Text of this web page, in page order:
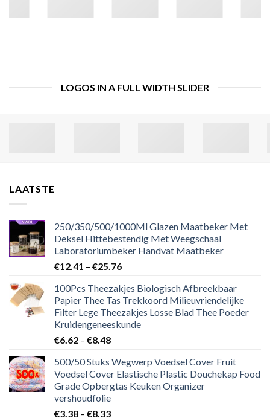
LOGOS IN A FULL WIDTH SLIDER
LAATSTE
250/350/500/1000Ml Glazen Maatbeker Met
Deksel Hittebestendig Met Weegschaal
Laboratoriumbeker Handvat Maatbeker
€12.41 – €25.76
100Pcs Theezakjes Biologisch Afbreekbaar
Papier Thee Tas Trekkoord Milieuvriendelijke
Filter Lege Theezakjes Losse Blad Thee Poeder
Kruidengeneeskunde
€6.62 – €8.48
500/50 Stuks Wegwerp Voedsel Cover Fruit
Voedsel Cover Elastische Plastic Douchekap Food
Grade Opbergtas Keuken Organizer
vershoudfolie
€3.38 – €8.33